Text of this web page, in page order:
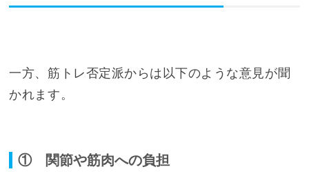
一方、筋トレ否定派からは以下のような意見が聞
かれます。
① 関節や筋肉への負担